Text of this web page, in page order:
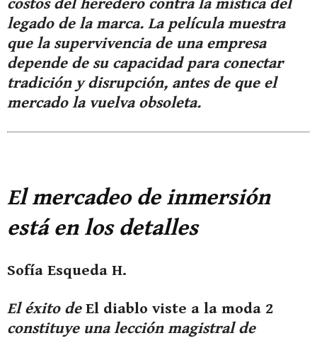
costos del heredero contra la mística del
legado de la marca. La película muestra
que la supervivencia de una empresa
depende de su capacidad para conectar
tradición y disrupción, antes de que el
mercado la vuelva obsoleta.
El mercadeo de inmersión
está en los detalles
Sofía Esqueda H.
El éxito de El diablo viste a la moda 2
constituye una lección magistral de